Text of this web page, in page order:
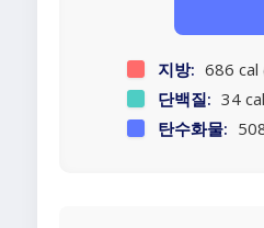
지방: 686 cal
단백질: 34
탄수화물: